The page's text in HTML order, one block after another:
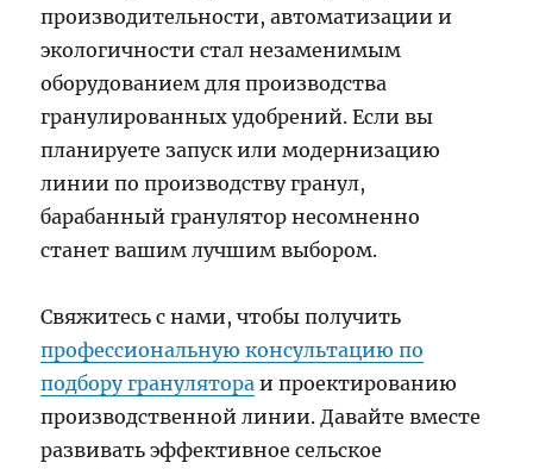
производительности, автоматизации и
экологичности стал незаменимым
оборудованием для производства
гранулированных удобрений. Если вы
планируете запуск или модернизацию
линии по производству гранул,
барабанный гранулятор несомненно
станет вашим лучшим выбором.
Свяжитесь с нами, чтобы получить
профессиональную консультацию по
подбору гранулятора и проектированию
производственной линии. Давайте вместе
развивать эффективное сельское